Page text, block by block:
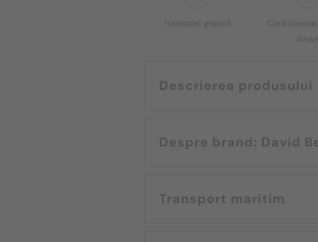
Transport gratuit
Card
Descrierea produsului
Despre brand:
Transport maritim